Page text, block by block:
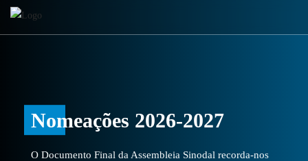
Nomeações 2026-2027
O Documento Final da Assembleia Sinodal recorda-nos